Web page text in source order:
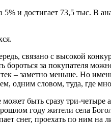
5% и достигает 73,5 тыс. В
связано с высокой
бороться за покупателя
– заметно меньше. Но
одним словом, туда, где
быть сразу три-четыре
году жители села
снег, проехать по ним